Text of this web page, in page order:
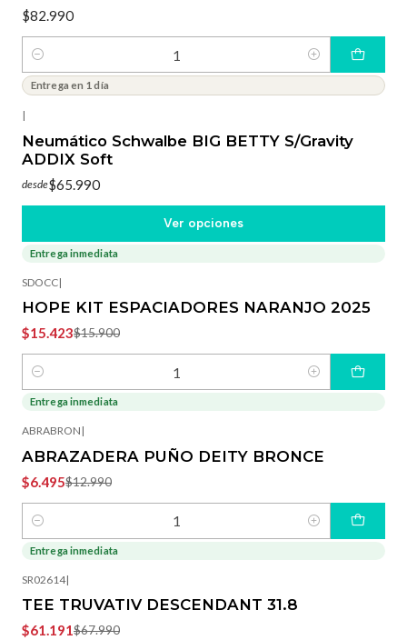
$82.990
Cantidad
Entrega en 1 día
|
Neumático Schwalbe BIG BETTY S/Gravity
ADDIX Soft
desde$65.990
Ver opciones
-3%OFF
Entrega inmediata
SDOCC|
HOPE KIT ESPACIADORES NARANJO 2025
$15.423$15.900
Cantidad
Entrega inmediata
ABRABRON |
ABRAZADERA PUÑO DEITY BRONCE
$6.495$12.990
Cantidad
-10%
Entrega inmediata
SR02614|
TEE TRUVATIV DESCENDANT 31.8
$61.191$67.990